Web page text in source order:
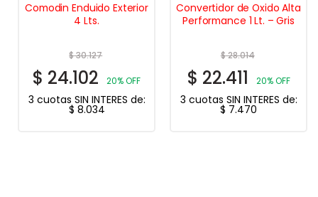
Comodin Enduido Exterior
4 Lts.
$30.127
$ 24.102 20% OFF
3 cuotas SIN INTERES de:
$ 8.034
Convertidor de Oxido Alta
Performance 1 Lt. – Gris
$28.014
$ 22.411 20% OFF
3 cuotas SIN INTERES de:
$ 7.470